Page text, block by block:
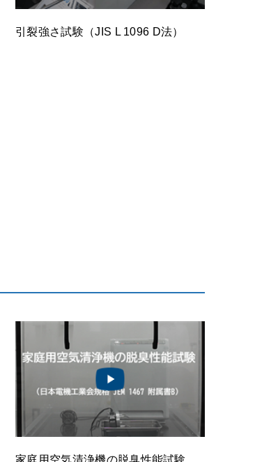
引裂強さ試験（JIS L 1096 D法）
家庭用空気清浄機の脱臭性能試験